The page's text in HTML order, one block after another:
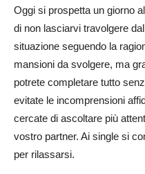
Oggi si prospetta un giorno
di non lasciarvi travolgere
situazione seguendo la
mansioni da svolgere, ma
potrete completare tutto
evitate le incomprensioni
cercate di ascoltare più
vostro partner. Ai single si
per rilassarsi.